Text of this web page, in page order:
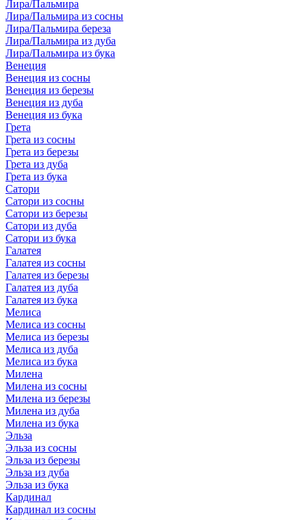
Лира/Пальмира
Лира/Пальмира из сосны
Лира/Пальмира береза
Лира/Пальмира из дуба
Лира/Пальмира из бука
Венеция
Венеция из сосны
Венеция из березы
Венеция из дуба
Венеция из бука
Грета
Грета из сосны
Грета из березы
Грета из дуба
Грета из бука
Сатори
Сатори из сосны
Сатори из березы
Сатори из дуба
Сатори из бука
Галатея
Галатея из сосны
Галатея из березы
Галатея из дуба
Галатея из бука
Мелиса
Мелиса из сосны
Мелиса из березы
Мелиса из дуба
Мелиса из бука
Милена
Милена из сосны
Милена из березы
Милена из дуба
Милена из бука
Эльза
Эльза из сосны
Эльза из березы
Эльза из дуба
Эльза из бука
Кардинал
Кардинал из сосны